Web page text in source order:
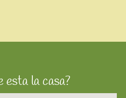
esta la casa?